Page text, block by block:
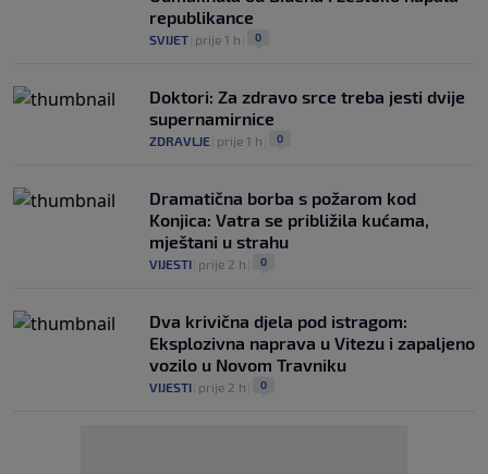
republikance
SVIJET prije 1 h 0
Doktori: Za zdravo srce treba jesti dvije
supernamirnice
ZDRAVLJE prije 1 h 0
Dramatična borba s požarom kod
Konjica: Vatra se približila kućama,
mještani u strahu
VIJESTI prije 2 h 0
Dva krivična djela pod istragom:
Eksplozivna naprava u Vitezu i zapaljeno
vozilo u Novom Travniku
VIJESTI prije 2 h 0